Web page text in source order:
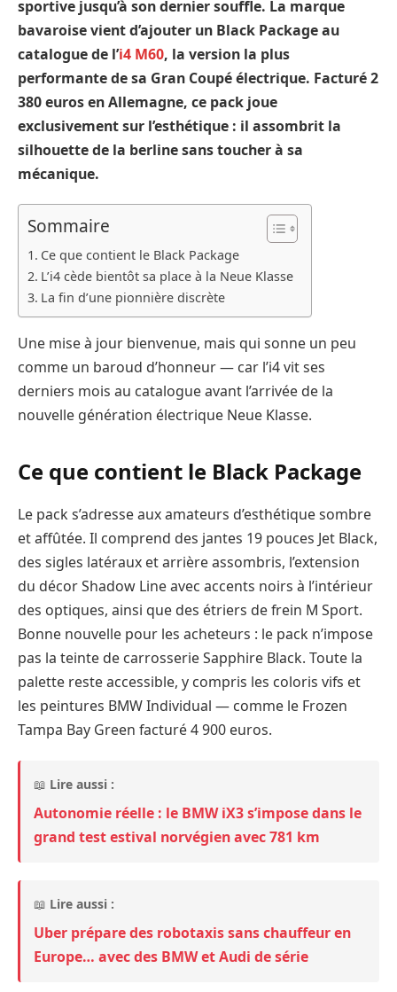
sportive jusqu’à son dernier souffle. La marque
bavaroise vient d’ajouter un Black Package au
catalogue de l’i4 M60, la version la plus
performante de sa Gran Coupé électrique. Facturé 2
380 euros en Allemagne, ce pack joue
exclusivement sur l’esthétique : il assombrit la
silhouette de la berline sans toucher à sa
mécanique.
Sommaire
Ce que contient le Black Package
L’i4 cède bientôt sa place à la Neue Klasse
La fin d’une pionnière discrète
Une mise à jour bienvenue, mais qui sonne un peu
comme un baroud d’honneur — car l’i4 vit ses
derniers mois au catalogue avant l’arrivée de la
nouvelle génération électrique Neue Klasse.
Ce que contient le Black Package
Le pack s’adresse aux amateurs d’esthétique sombre
et affûtée. Il comprend des jantes 19 pouces Jet Black,
des sigles latéraux et arrière assombris, l’extension
du décor Shadow Line avec accents noirs à l’intérieur
des optiques, ainsi que des étriers de frein M Sport.
Bonne nouvelle pour les acheteurs : le pack n’impose
pas la teinte de carrosserie Sapphire Black. Toute la
palette reste accessible, y compris les coloris vifs et
les peintures BMW Individual — comme le Frozen
Tampa Bay Green facturé 4 900 euros.
📖 Lire aussi :
Autonomie réelle : le BMW iX3 s’impose dans le
grand test estival norvégien avec 781 km
📖 Lire aussi :
Uber prépare des robotaxis sans chauffeur en
Europe… avec des BMW et Audi de série